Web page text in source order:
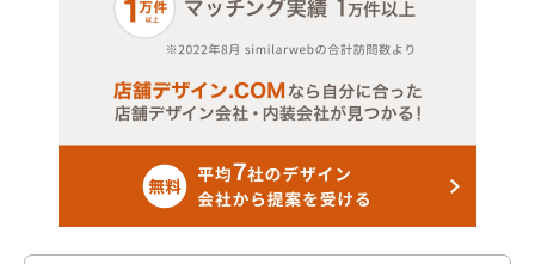
大阪市東成区
大阪市旭区
大阪市城東区
大阪市阿倍野区